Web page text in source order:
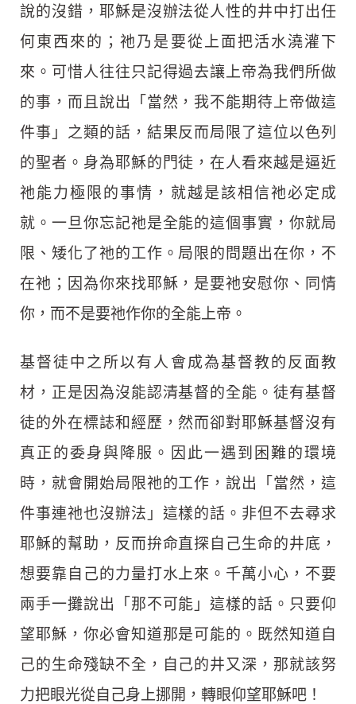
說的沒錯，耶穌是沒辦法從人性的井中打出任
何東西來的；祂乃是要從上面把活水澆灌下
來。可惜人往往只記得過去讓上帝為我們所做
的事，而且說出「當然，我不能期待上帝做這
件事」之類的話，結果反而局限了這位以色列
的聖者。身為耶穌的門徒，在人看來越是逼近
祂能力極限的事情，就越是該相信祂必定成
就。一旦你忘記祂是全能的這個事實，你就局
限、矮化了祂的工作。局限的問題出在你，不
在祂；因為你來找耶穌，是要祂安慰你、同情
你，而不是要祂作你的全能上帝。
基督徒中之所以有人會成為基督教的反面教
材，正是因為沒能認清基督的全能。徒有基督
徒的外在標誌和經歷，然而卻對耶穌基督沒有
真正的委身與降服。因此一遇到困難的環境
時，就會開始局限祂的工作，說出「當然，這
件事連祂也沒辦法」這樣的話。非但不去尋求
耶穌的幫助，反而拚命直探自己生命的井底，
想要靠自己的力量打水上來。千萬小心，不要
兩手一攤說出「那不可能」這樣的話。只要仰
望耶穌，你必會知道那是可能的。既然知道自
己的生命殘缺不全，自己的井又深，那就該努
力把眼光從自己身上挪開，轉眼仰望耶穌吧！